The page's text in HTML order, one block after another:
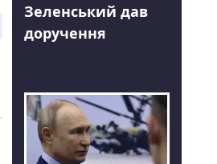
Зеленський дав
доручення